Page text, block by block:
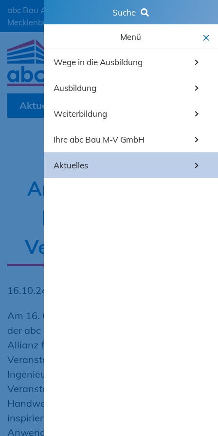
abc Bau Ausbildungscentrum der Bauwirtschaft
Mecklenburg-Vorpommern GmbH
mobiles
Aktuelles
Digitale
Anwendungen im
Ingenieur- und
Verkehrs­wege­bau
16.10.24
Am 16. Oktober 2024 nahmen Mitarbeiter
der abc Bau M-V GmbH im Rahmen der
Allianz für nachhaltiges Bauen M-V an der
Veranstaltung zu digitalen Anwendungen im
Ingenieur- und Verkehrswegebau teil. Die
Veranstaltung im CraftLab des BTZ der
Handwerkskammer Schwerin war äußerst
inspirierend. Unter dem Motto „Digitale
Anwendungen im Ingenieur- und
Suche
Menü
Wege in die Ausbildung
Ausbildung
Weiterbildung
Ihre abc Bau M-V GmbH
Aktuelles